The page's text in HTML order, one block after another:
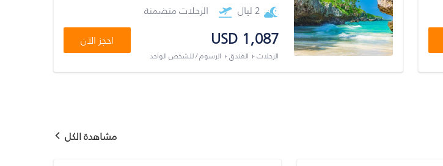
2 ليال الرحلات متضمنة
USD 1,087
الرحلات + الفندق + الرسوم / للشخص الواحد
احجز الآن
مشاهدة الكل